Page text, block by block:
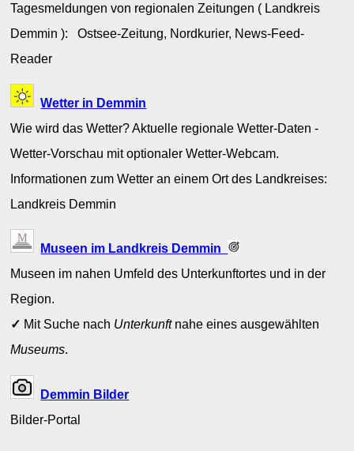
Tagesmeldungen von regionalen Zeitungen ( Landkreis
Demmin ): Ostsee-Zeitung, Nordkurier, News-Feed-
Reader
Wetter in Demmin
Wie wird das Wetter? Aktuelle regionale Wetter-Daten -
Wetter-Vorschau mit optionaler Wetter-Webcam.
Informationen zum Wetter an einem Ort des Landkreises:
Landkreis Demmin
Museen im Landkreis Demmin
Museen im nahen Umfeld des Unterkunftortes und in der
Region.
✓ Mit Suche nach Unterkunftnahe eines ausgewählten
Museums.
Demmin Bilder
Bilder-Portal